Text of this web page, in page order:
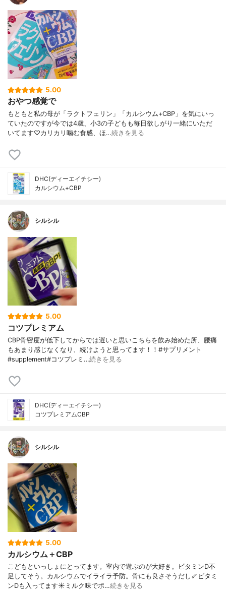
5.00
おやつ感覚で
もともと私の母が「ラクトフェリン」「カルシウム+CBP」を気にいっ
ていたのですが今では4歳、小3の子どもも毎日欲しがり一緒にいただ
いてます♡カリカリ噛む食感、ほ…続きを見る
DHC(ディーエイチシー)
カルシウム+CBP
シルシル
5.00
コツプレミアム
CBP骨密度が低下してからでは遅いと思いこちらを飲み始めた所、腰痛
もあまり感じなくなり、続けようと思ってます！！#サプリメント
#supplement#コツプレミ…続きを見る
DHC(ディーエイチシー)
コツプレミアムCBP
シルシル
5.00
カルシウム＋CBP
こどもといっしょにとってます。室内で遊ぶのが大好き。ビタミンD不
足してそう。カルシウムでイライラ予防。骨にも良さそうだし🦴ビタミ
ンDも入ってます☀️ミルク味でポ…続きを見る